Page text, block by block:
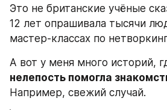
Это не британские учёные
12 лет опрашивала тысячи
мастер-классах по
А вот у меня много историй,
нелепость помогла
Например, свежий случай.